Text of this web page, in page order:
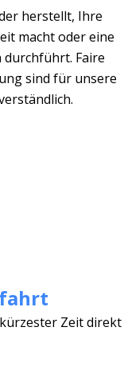
herstellt, Ihre
macht oder eine
durchführt. Faire
sind für unsere
Zeit direkt